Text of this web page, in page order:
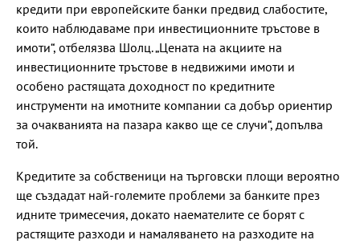
кредити при европейските банки предвид слабостите,
които наблюдаваме при инвестиционните тръстове в
имоти“, отбелязва Шолц. „Цената на акциите на
инвестиционните тръстове в недвижими имоти и
особено растящата доходност по кредитните
инструменти на имотните компании са добър ориентир
за очакванията на пазара какво ще се случи“, допълва
той.
Кредитите за собственици на търговски площи вероятно
ще създадат най-големите проблеми за банките през
идните тримесечия, докато наемателите се борят с
растящите разходи и намаляването на разходите на